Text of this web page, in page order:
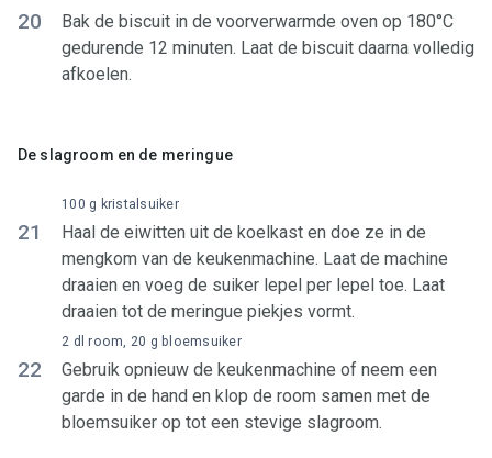
20
Bak de biscuit in de voorverwarmde oven op 180°C
gedurende 12 minuten. Laat de biscuit daarna volledig
afkoelen.
De slagroom en de meringue
21
Haal de eiwitten uit de koelkast en doe ze in de
mengkom van de keukenmachine. Laat de machine
draaien en voeg de suiker lepel per lepel toe. Laat
draaien tot de meringue piekjes vormt.
100 g kristalsuiker
22
Gebruik opnieuw de keukenmachine of neem een
garde in de hand en klop de room samen met de
bloemsuiker op tot een stevige slagroom.
2 dl room, 20 g bloemsuiker